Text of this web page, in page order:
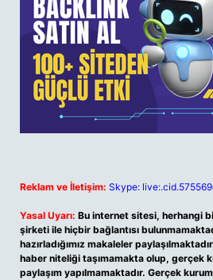
Reklam ve İletişim: Skype:
Yasal Uyarı: Bu internet sitesi, herhangi
şirketi ile hiçbir bağlantısı
hazırladığımız makaleler
haber niteliği taşımamakta olup, gerçek
paylaşım yapılmamaktadır. Gerçek